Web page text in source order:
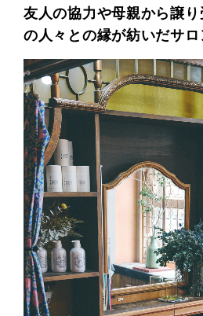
友人の協力や母親から譲
の人々との縁が紡いだサロ